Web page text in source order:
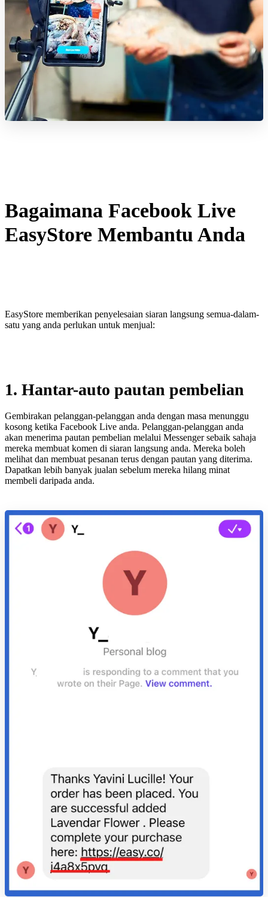
Bagaimana Facebook Live
EasyStore Membantu Anda
EasyStore memberikan penyelesaian siaran langsung semua-dalam-
satu yang anda perlukan untuk menjual:
1. Hantar-auto pautan pembelian
Gembirakan pelanggan-pelanggan anda dengan masa menunggu
kosong ketika Facebook Live anda. Pelanggan-pelanggan anda
akan menerima pautan pembelian melalui Messenger sebaik sahaja
mereka membuat komen di siaran langsung anda. Mereka boleh
melihat dan membuat pesanan terus dengan pautan yang diterima.
Dapatkan lebih banyak jualan sebelum mereka hilang minat
membeli daripada anda.